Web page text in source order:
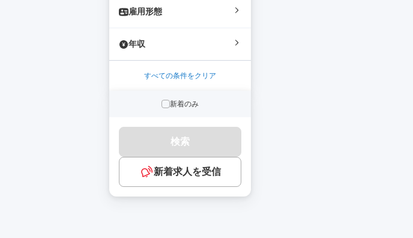
雇用形態
年収
すべての条件をクリア
新着のみ
検索
新着求人を受信